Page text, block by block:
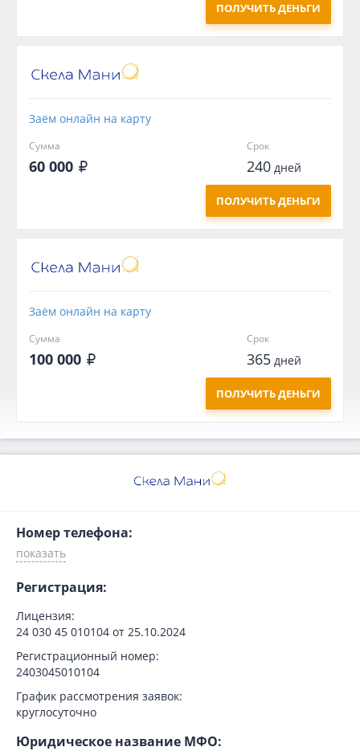
ПОЛУЧИТЬ ДЕНЬГИ
Заём онлайн на карту
Сумма
60 000
Срок
240дней
ПОЛУЧИТЬ ДЕНЬГИ
Заём онлайн на карту
Сумма
100 000
Срок
365дней
ПОЛУЧИТЬ ДЕНЬГИ
Номер телефона:
Регистрация:
Лицензия:
24 030 45 010104 от 25.10.2024
Регистрационный номер:
2403045010104
График рассмотрения заявок:
круглосуточно
Юридическое название МФО: